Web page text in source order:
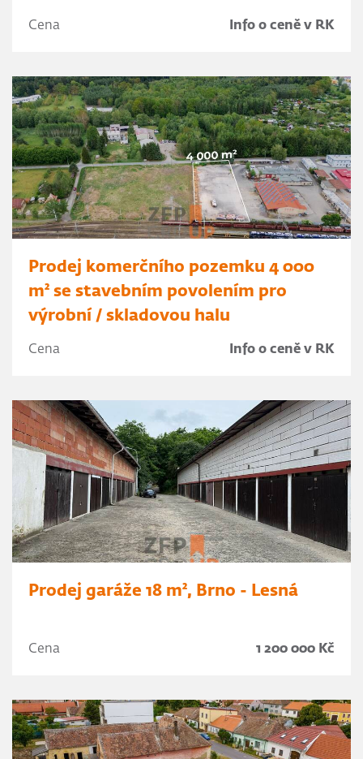
Cena Info o ceně v RK
Prodej komerčního pozemku 4 000
m² se stavebním povolením pro
výrobní / skladovou halu
Cena Info o ceně v RK
Prodej garáže 18 m², Brno - Lesná
Cena 1 200 000 Kč